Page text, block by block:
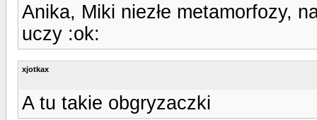
Anika, Miki niezłe metamorfozy,
uczy :ok:
xjotkax
A tu takie obgryzaczki